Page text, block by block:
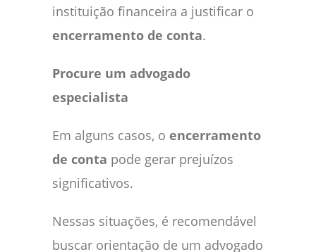
instituição financeira a justificar o
encerramento de conta.
Procure um advogado
especialista
Em alguns casos, o encerramento
de conta pode gerar prejuízos
significativos.
Nessas situações, é recomendável
buscar orientação de um advogado